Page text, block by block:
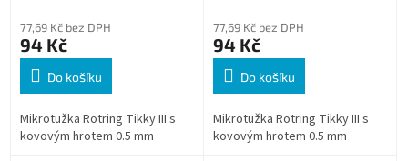
77,69 Kč bez DPH
94 Kč
Do košíku
Mikrotužka Rotring Tikky III s
kovovým hrotem 0.5 mm
77,69 Kč bez DPH
94 Kč
Do košíku
Mikrotužka Rotring Tikky III s
kovovým hrotem 0.5 mm